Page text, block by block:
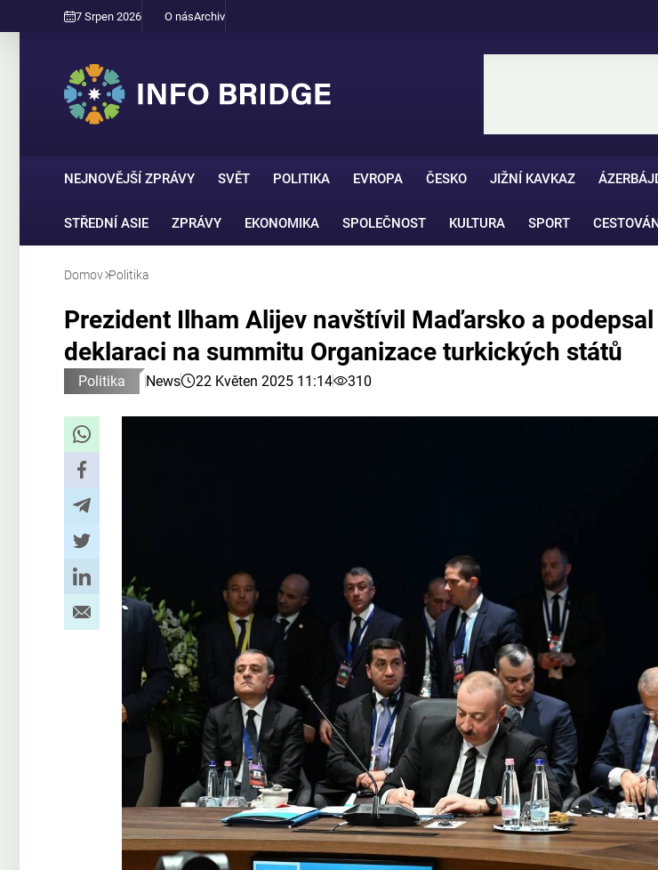
7 Srpen 2026 O násArchiv
NEJNOVĚJŠÍ ZPRÁVY SVĚT POLITIKA EVROPA ČESKO JIŽNÍ KAVKAZ
STŘEDNÍ ASIE ZPRÁVY EKONOMIKA SPOLEČNOST KULTURA SPORT
Domov Politika
Prezident Ilham Alijev navštívil Maďarsko a
deklaraci na summitu Organizace turkických států
Politika News 22 Květen 2025 11:14 310